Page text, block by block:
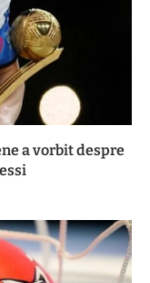
a vorbit despre